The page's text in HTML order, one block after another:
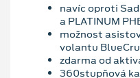
navíc oproti
a PLATINUM
možnost
volantu
zdarma od
360stupňová